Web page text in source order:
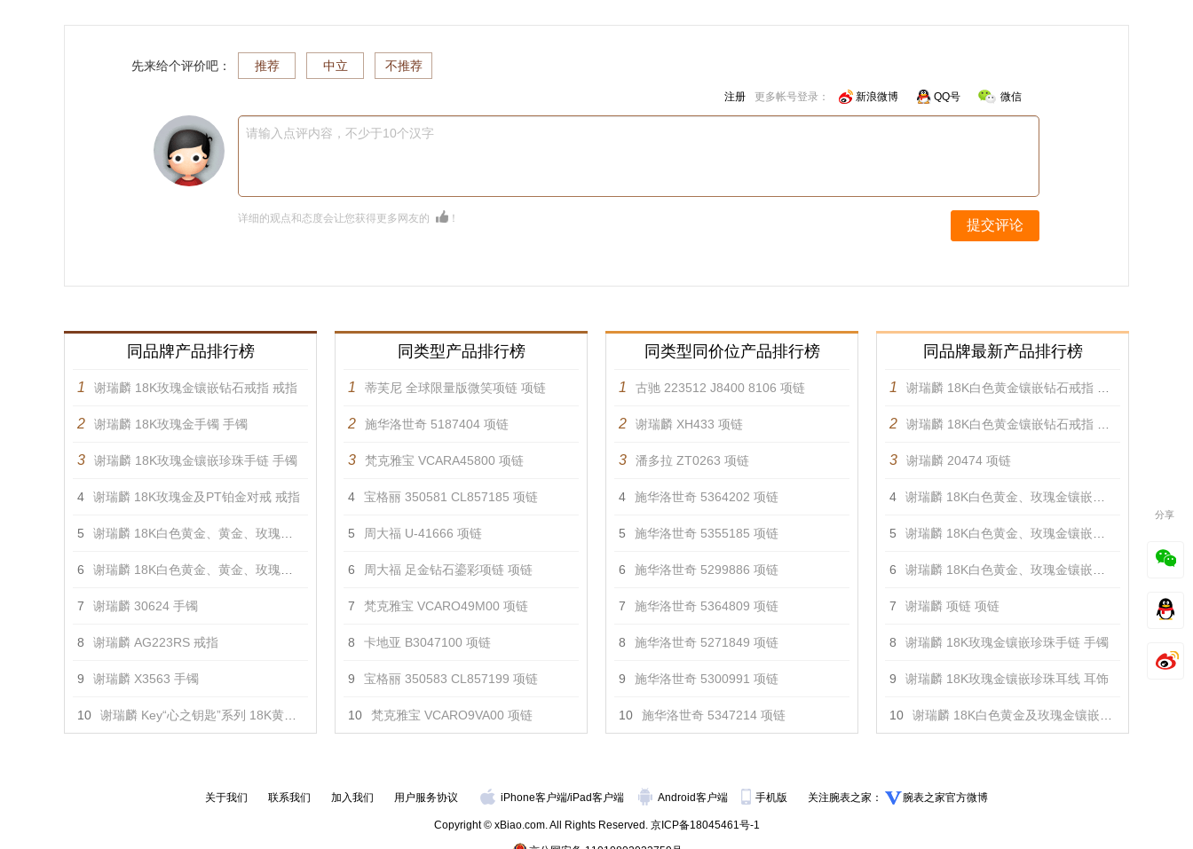
先来给个评价吧： 推荐 中立 不推荐
注册 更多帐号登录： 新浪微博 QQ号 微信
请输入点评内容，不少于10个汉字
详细的观点和态度会让您获得更多网友的 ！ 提交评论
同品牌产品排行榜
1 谢瑞麟 18K玫瑰金镶嵌钻石戒指 戒指
2 谢瑞麟 18K玫瑰金手镯 手镯
3 谢瑞麟 18K玫瑰金镶嵌珍珠手链 手镯
4 谢瑞麟 18K玫瑰金及PT铂金对戒 戒指
5 谢瑞麟 18K白色黄金、黄金、玫瑰金镶钻对戒 戒指
6 谢瑞麟 18K白色黄金、黄金、玫瑰金镶钻对戒 戒指
7 谢瑞麟 30624 手镯
8 谢瑞麟 AG223RS 戒指
9 谢瑞麟 X3563 手镯
10 谢瑞麟 Key“心之钥匙”系列 18K黄金及白色黄金配镶黄色及白色钻石吊坠（小） 吊坠
同类型产品排行榜
1 蒂芙尼 全球限量版微笑项链 项链
2 施华洛世奇 5187404 项链
3 梵克雅宝 VCARA45800 项链
4 宝格丽 350581 CL857185 项链
5 周大福 U-41666 项链
6 周大福 足金钻石鎏彩项链 项链
7 梵克雅宝 VCARO49M00 项链
8 卡地亚 B3047100 项链
9 宝格丽 350583 CL857199 项链
10 梵克雅宝 VCARO9VA00 项链
同类型同价位产品排行榜
1 古驰 223512 J8400 8106 项链
2 谢瑞麟 XH433 项链
3 潘多拉 ZT0263 项链
4 施华洛世奇 5364202 项链
5 施华洛世奇 5355185 项链
6 施华洛世奇 5299886 项链
7 施华洛世奇 5364809 项链
8 施华洛世奇 5271849 项链
9 施华洛世奇 5300991 项链
10 施华洛世奇 5347214 项链
同品牌最新产品排行榜
1 谢瑞麟 18K白色黄金镶嵌钻石戒指 戒指
2 谢瑞麟 18K白色黄金镶嵌钻石戒指 戒指
3 谢瑞麟 20474 项链
4 谢瑞麟 18K白色黄金、玫瑰金镶嵌钻石戒指 戒指
5 谢瑞麟 18K白色黄金、玫瑰金镶嵌钻石手链 手镯
6 谢瑞麟 18K白色黄金、玫瑰金镶嵌钻石项链 项链
7 谢瑞麟 项链 项链
8 谢瑞麟 18K玫瑰金镶嵌珍珠手链 手镯
9 谢瑞麟 18K玫瑰金镶嵌珍珠耳线 耳饰
10 谢瑞麟 18K白色黄金及玫瑰金镶嵌钻石耳钉 耳饰
关于我们 联系我们 加入我们 用户服务协议 iPhone客户端/iPad客户端 Android客户端 手机版 关注腕表之家： 腕表之家官方微博
Copyright © xBiao.com. All Rights Reserved. 京ICP备18045461号-1
分享